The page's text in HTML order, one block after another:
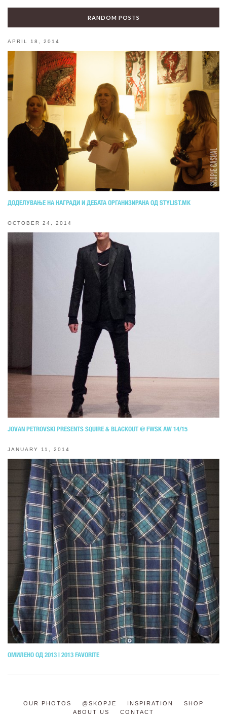
RANDOM POSTS
APRIL 18, 2014
ДОДЕЛУВАЊЕ НА НАГРАДИ И ДЕБАТА ОРГАНИЗИРАНА ОД STYLIST.MK
OCTOBER 24, 2014
JOVAN PETROVSKI PRESENTS SQUIRE & BLACKOUT @ FWSK AW 14/15
JANUARY 11, 2014
ОМИЛЕНО ОД 2013 | 2013 FAVORITE
OUR PHOTOS @SKOPJE INSPIRATION
SHOP
ABOUT US
CONTACT